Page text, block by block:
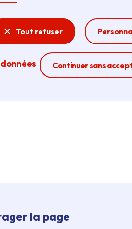
Tout refuser
Continuer sans
Ferme la
/ Marionnettes
la page